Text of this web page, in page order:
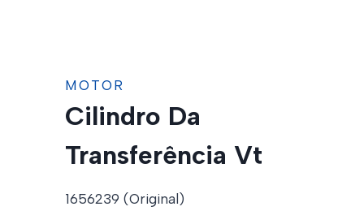
MOTOR
Cilindro Da
Transferência Vt
1656239 (Original)